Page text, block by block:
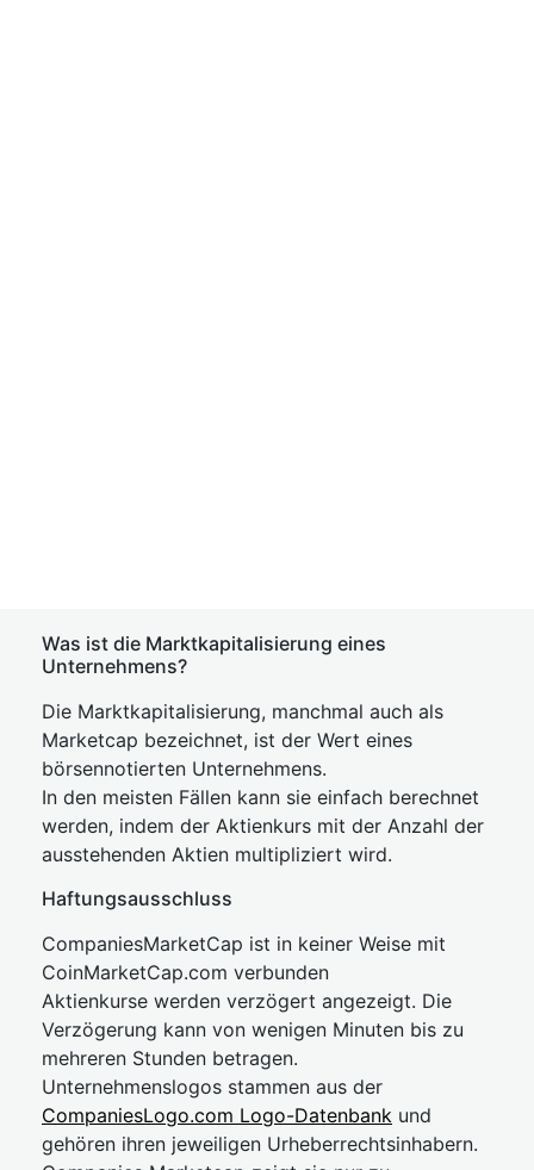
Was ist die Marktkapitalisierung eines
Unternehmens?
Die Marktkapitalisierung, manchmal auch als
Marketcap bezeichnet, ist der Wert eines
börsennotierten Unternehmens.
In den meisten Fällen kann sie einfach berechnet
werden, indem der Aktienkurs mit der Anzahl der
ausstehenden Aktien multipliziert wird.
Haftungsausschluss
CompaniesMarketCap ist in keiner Weise mit
CoinMarketCap.com verbunden
Aktienkurse werden verzögert angezeigt. Die
Verzögerung kann von wenigen Minuten bis zu
mehreren Stunden betragen.
Unternehmenslogos stammen aus der
CompaniesLogo.com Logo-Datenbank und
gehören ihren jeweiligen Urheberrechtsinhabern.